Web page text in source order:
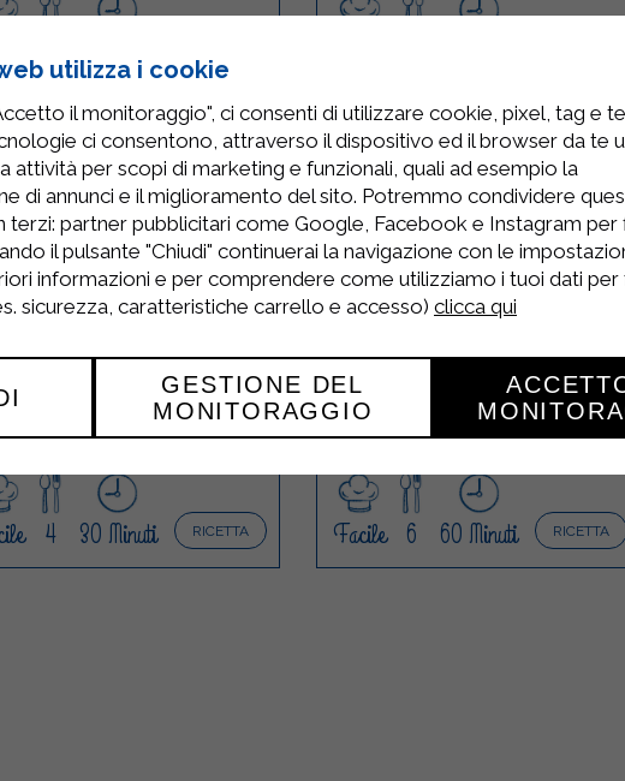
60 Minuti
FLAN DI VERDURE
RICETTA
4 30 Minuti
MALFATTI CON RICOTTA
E SPINACI
RICETTA
Facile 6 60 Minuti
utilizza i cookie
il monitoraggio", ci consenti di utilizzare cookie, pixel, tag e
ci consentono, attraverso il dispositivo ed il browser da te
attività per scopi di marketing e funzionali, quali ad esempio la
di annunci e il miglioramento del sito. Potremmo condividere
terzi: partner pubblicitari come Google, Facebook e Instagram per
il pulsante "Chiudi" continuerai la navigazione con le
informazioni e per comprendere come utilizziamo i tuoi dati per
sicurezza, caratteristiche carrello e accesso) clicca qui
GESTIONE DEL
MONITORAGGIO